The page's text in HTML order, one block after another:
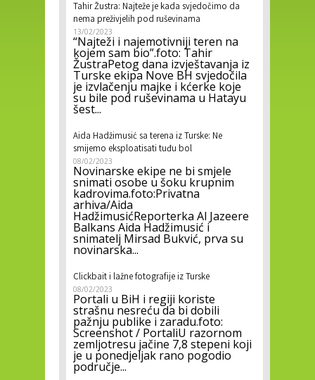
Tahir Žustra: Najteže je kada svjedočimo da
nema preživjelih pod ruševinama
13/02/2023
“Najteži i najemotivniji teren na
kojem sam bio”.foto: Tahir
ŽustraPetog dana izvještavanja iz
Turske ekipa Nove BH svjedočila
je izvlačenju majke i kćerke koje
su bile pod ruševinama u Hatayu
šest...
Aida Hadžimusić sa terena iz Turske: Ne
smijemo eksploatisati tuđu bol
08/02/2023
Novinarske ekipe ne bi smjele
snimati osobe u šoku krupnim
kadrovima.foto:Privatna
arhiva/Aida
HadžimusićReporterka Al Jazeere
Balkans Aida Hadžimusić i
snimatelj Mirsad Bukvić, prva su
novinarska...
Clickbait i lažne fotografije iz Turske
08/02/2023
Portali u BiH i regiji koriste
strašnu nesreću da bi dobili
pažnju publike i zaradu.foto:
Screenshot / PortaliU razornom
zemljotresu jačine 7,8 stepeni koji
je u ponedjeljak rano pogodio
područje...